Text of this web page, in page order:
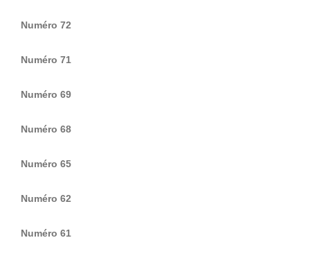
Numéro 72
Numéro 71
Numéro 69
Numéro 68
Numéro 65
Numéro 62
Numéro 61